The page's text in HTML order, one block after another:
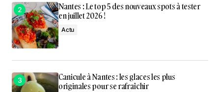
Nantes : Le top 5 des nouveaux spots à tester
en juillet 2026 !
Actu
Canicule à Nantes : les glaces les plus
originales pour se rafraîchir